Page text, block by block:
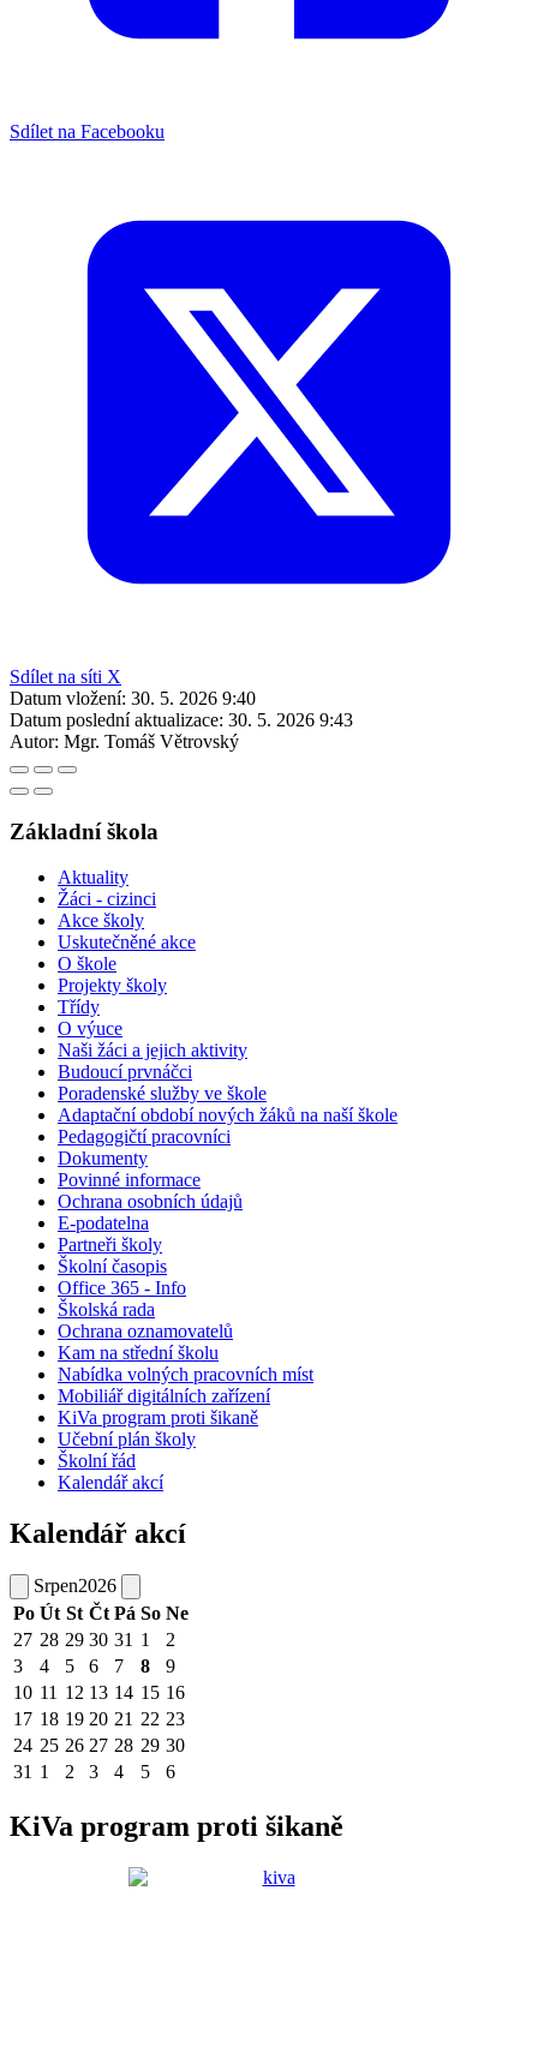
Sdílet na Facebooku
Sdílet na síti X
Datum vložení: 30. 5. 2026 9:40
Datum poslední aktualizace: 30. 5. 2026 9:43
Autor: Mgr. Tomáš Větrovský
Základní škola
Aktuality
Žáci - cizinci
Akce školy
Uskutečněné akce
O škole
Projekty školy
Třídy
O výuce
Naši žáci a jejich aktivity
Budoucí prvnáčci
Poradenské služby ve škole
Adaptační období nových žáků na naší škole
Pedagogičtí pracovníci
Dokumenty
Povinné informace
Ochrana osobních údajů
E-podatelna
Partneři školy
Školní časopis
Office 365 - Info
Školská rada
Ochrana oznamovatelů
Kam na střední školu
Nabídka volných pracovních míst
Mobiliář digitálních zařízení
KiVa program proti šikaně
Učební plán školy
Školní řád
Kalendář akcí
Kalendář akcí
Srpen2026
Po Út St Čt Pá So Ne
27 28 29 30 31 1
2
3
4 5 6 7 8
9
10 11 12 13 14 15 16
17 18 19 20 21 22 23
24 25 26 27 28 29 30
31 1 2 3 4 5 6
KiVa program proti šikaně